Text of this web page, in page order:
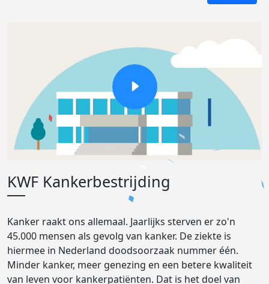
KWF Kankerbestrijding
Kanker raakt ons allemaal. Jaarlijks sterven er zo'n
45.000 mensen als gevolg van kanker. De ziekte is
hiermee in Nederland doodsoorzaak nummer één.
Minder kanker, meer genezing en een betere kwaliteit
van leven voor kankerpatiënten. Dat is het doel van